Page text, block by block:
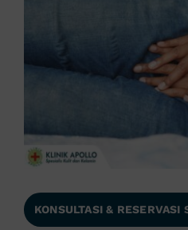
KONSULTASI & RESERVASI